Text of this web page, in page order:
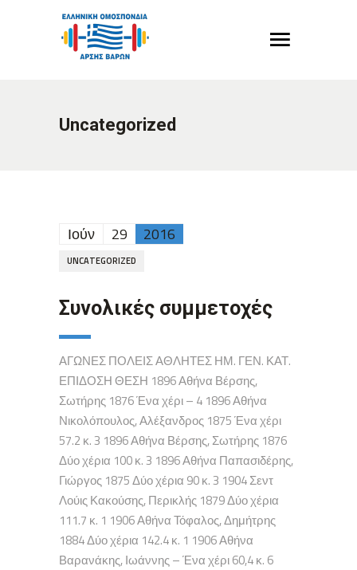
Uncategorized
Ιούν 29 2016
UNCATEGORIZED
Συνολικές συμμετοχές
ΑΓΩΝΕΣ ΠΟΛΕΙΣ ΑΘΛΗΤΕΣ ΗΜ. ΓΕΝ. ΚΑΤ.
ΕΠΙΔΟΣΗ ΘΕΣΗ 1896 Αθήνα Βέρσης,
Σωτήρης 1876 Ένα χέρι – 4 1896 Αθήνα
Νικολόπουλος, Αλέξανδρος 1875 Ένα χέρι
57.2 κ. 3 1896 Αθήνα Βέρσης, Σωτήρης 1876
Δύο χέρια 100 κ. 3 1896 Αθήνα Παπασιδέρης,
Γιώργος 1875 Δύο χέρια 90 κ. 3 1904 Σεντ
Λούις Κακούσης, Περικλής 1879 Δύο χέρια
111.7 κ. 1 1906 Αθήνα Τόφαλος, Δημήτρης
1884 Δύο χέρια 142.4 κ. 1 1906 Αθήνα
Βαρανάκης, Ιωάννης – Ένα χέρι 60,4 κ. 6